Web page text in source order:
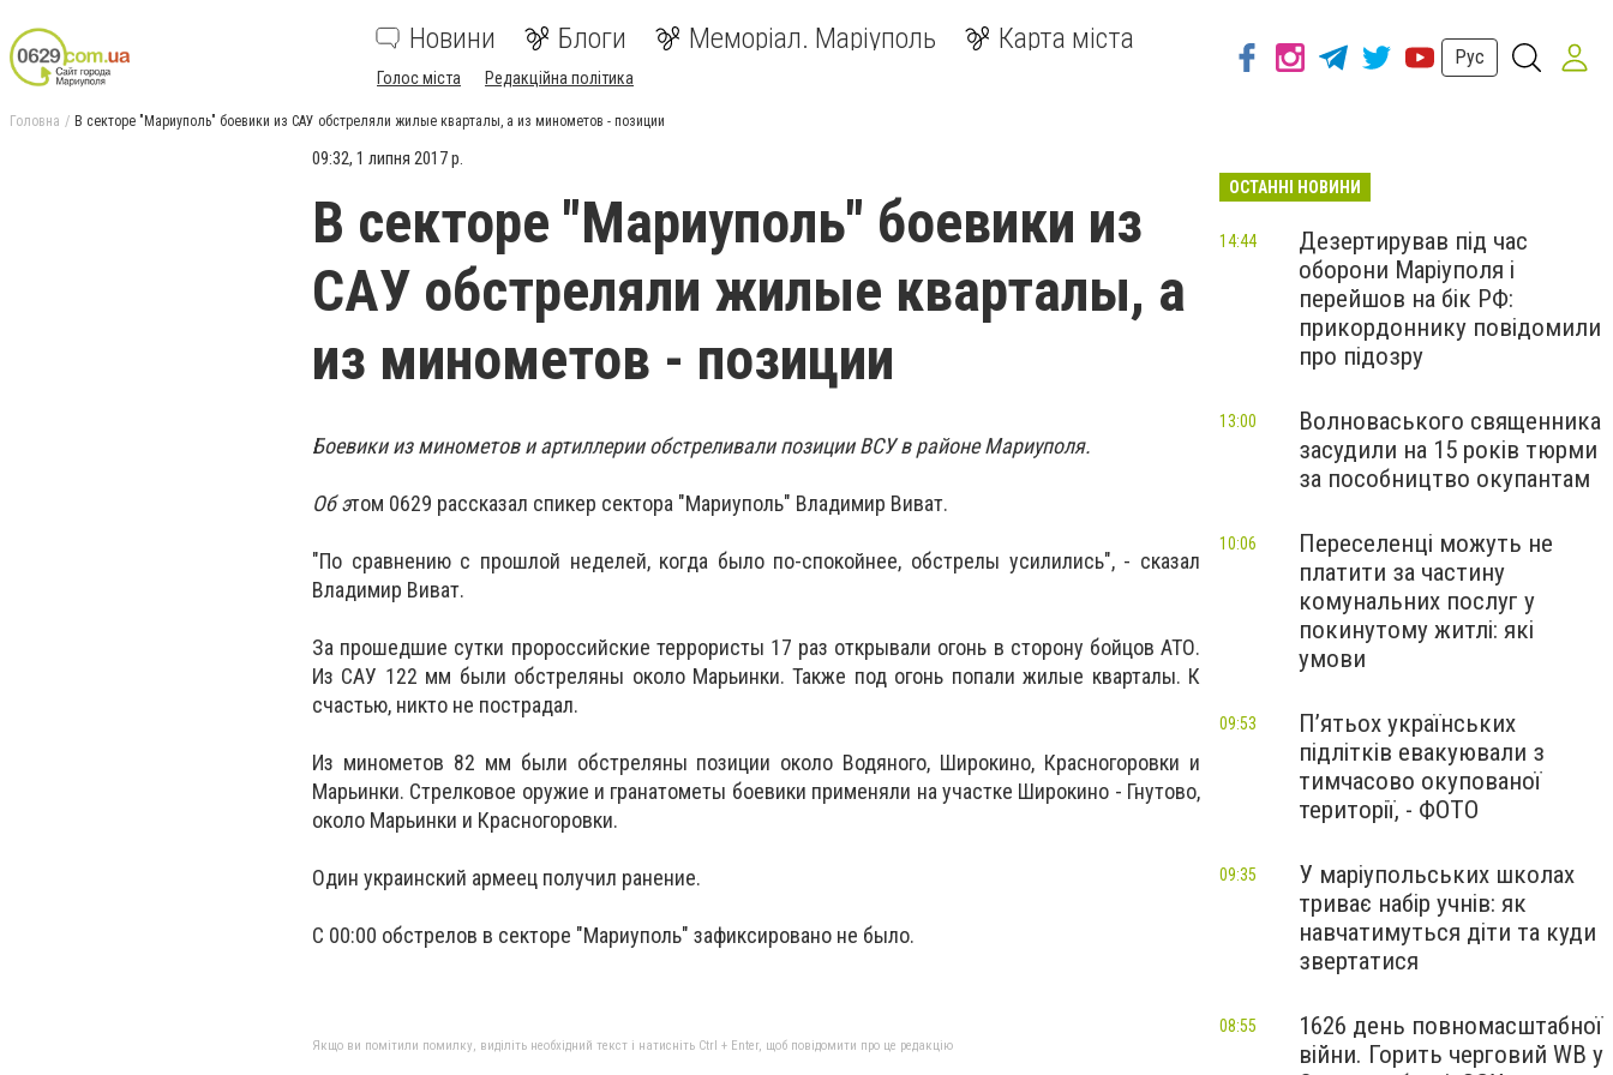
Новини Блоги Меморіал. Маріуполь Карта міста
Голос міста Редакційна політика
Рус
Головна В секторе "Мариуполь" боевики из САУ обстреляли жилые кварталы, а из минометов - позиции
09:32, 1 липня 2017 р.
В секторе "Мариуполь" боевики из
САУ обстреляли жилые кварталы, а
из минометов - позиции
Боевики из минометов и артиллерии обстреливали позиции ВСУ в районе Мариуполя.
Об этом 0629 рассказал спикер сектора "Мариуполь" Владимир Виват.
"По сравнению с прошлой неделей, когда было по-спокойнее, обстрелы усилились", - сказал
Владимир Виват.
За прошедшие сутки пророссийские террористы 17 раз открывали огонь в сторону бойцов АТО.
Из САУ 122 мм были обстреляны около Марьинки. Также под огонь попали жилые кварталы. К
счастью, никто не пострадал.
Из минометов 82 мм были обстреляны позиции около Водяного, Широкино, Красногоровки и
Марьинки. Стрелковое оружие и гранатометы боевики применяли на участке Широкино - Гнутово,
около Марьинки и Красногоровки.
Один украинский армеец получил ранение.
С 00:00 обстрелов в секторе "Мариуполь" зафиксировано не было.
Якщо ви помітили помилку, виділіть необхідний текст і натисніть Ctrl + Enter, щоб повідомити про це редакцію
ОСТАННІ НОВИНИ
Дезертирував під час
оборони Маріуполя і
перейшов на бік РФ:
прикордоннику повідомили
про підозру
14:44
Волноваського священника
засудили на 15 років тюрми
за пособництво окупантам
13:00
Переселенці можуть не
платити за частину
комунальних послуг у
покинутому житлі: які
умови
10:06
П’ятьох українських
підлітків евакуювали з
тимчасово окупованої
території, - ФОТО
09:53
У маріупольських школах
триває набір учнів: як
навчатимуться діти та куди
звертатися
09:35
1626 день повномасштабної
війни. Горить черговий WB у
08:55